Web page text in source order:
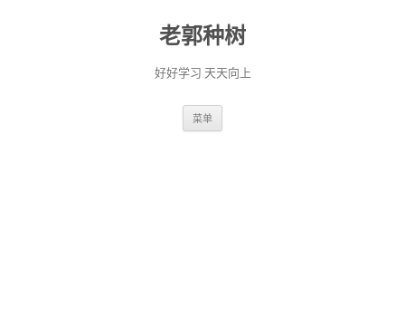
老郭种树
好好学习 天天向上
菜单